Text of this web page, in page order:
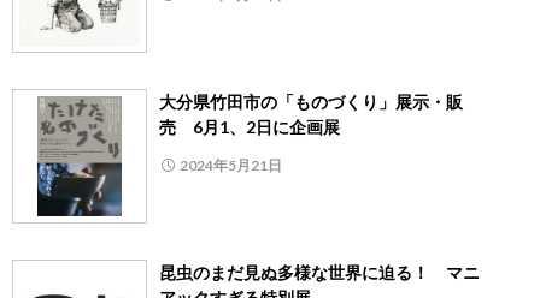
大分県竹田市の「ものづくり」展示・販
売 6月1、2日に企画展
2024年5月21日
昆虫のまだ見ぬ多様な世界に迫る！ マニ